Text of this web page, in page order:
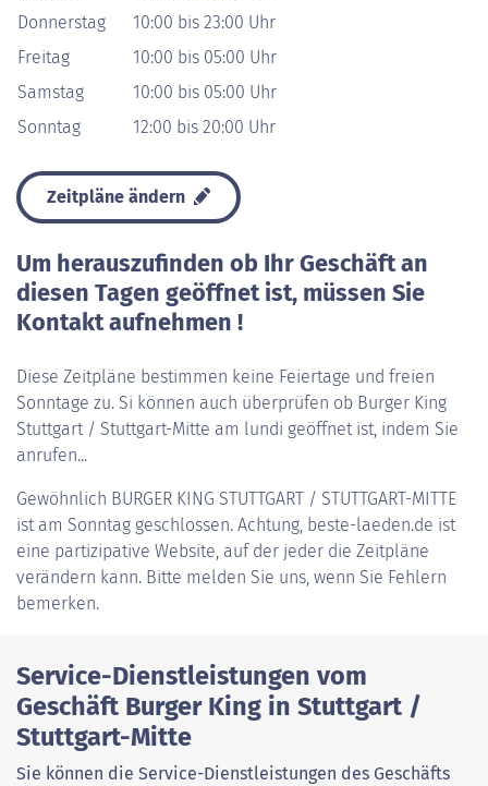
Donnerstag
10:00 bis 23:00 Uhr
Freitag
10:00 bis 05:00 Uhr
Samstag
10:00 bis 05:00 Uhr
Sonntag
12:00 bis 20:00 Uhr
Zeitpläne ändern
Um herauszufinden ob Ihr Geschäft an
diesen Tagen geöffnet ist, müssen Sie
Kontakt aufnehmen !
Diese Zeitpläne bestimmen keine Feiertage und freien
Sonntage zu. Si können auch überprüfen ob Burger King
Stuttgart / Stuttgart-Mitte am lundi geöffnet ist, indem Sie
anrufen...
Gewöhnlich BURGER KING STUTTGART / STUTTGART-MITTE
ist am Sonntag geschlossen. Achtung, beste-laeden.de ist
eine partizipative Website, auf der jeder die Zeitpläne
verändern kann. Bitte melden Sie uns, wenn Sie Fehlern
bemerken.
Service-Dienstleistungen vom
Geschäft Burger King in Stuttgart /
Stuttgart-Mitte
Sie können die Service-Dienstleistungen des Geschäfts